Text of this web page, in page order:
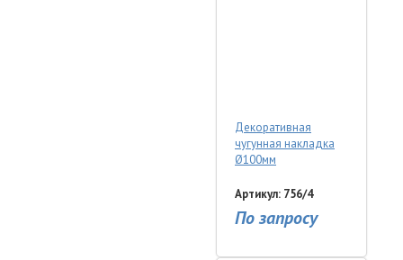
Декоративная
чугунная накладка
Ø100мм
Артикул: 756/4
По запросу